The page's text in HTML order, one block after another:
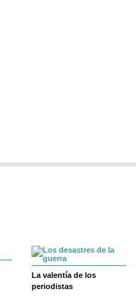
La valentía de los
periodistas